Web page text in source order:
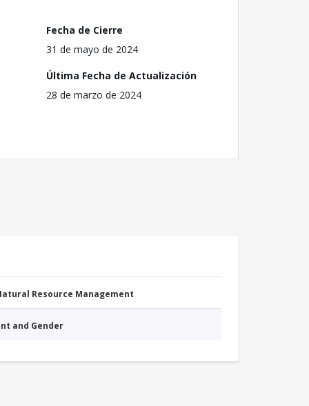
Fecha de Cierre
31 de mayo de 2024
Última Fecha de Actualización
28 de marzo de 2024
Resource Management
and Gender